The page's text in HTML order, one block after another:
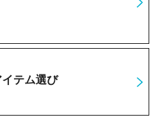
テム選び